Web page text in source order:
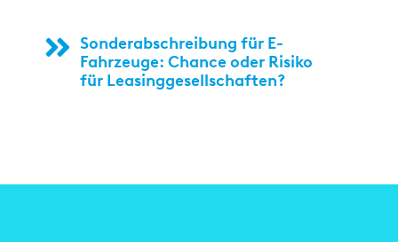
Sonderabschreibung für E-
Fahrzeuge: Chance oder Risiko
für Leasinggesellschaften?